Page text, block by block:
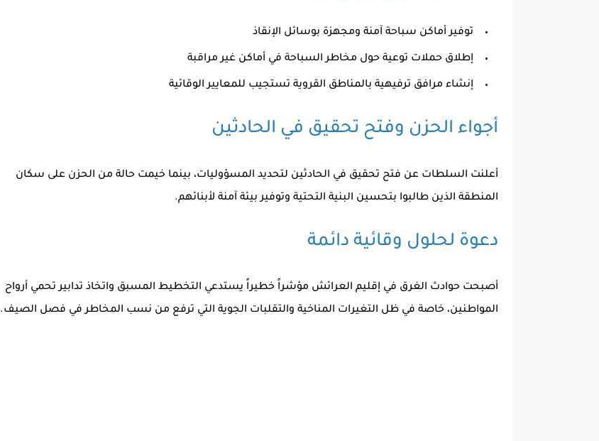
توفير أماكن سباحة آمنة ومجهزة بوسائل الإنقاذ
إطلاق حملات توعية حول مخاطر السباحة في أماكن غير مراقبة
إنشاء مرافق ترفيهية بالمناطق القروية تستجيب للمعايير الوقائية
أجواء الحزن وفتح تحقيق في الحادثين
أعلنت السلطات عن فتح تحقيق في الحادثين لتحديد المسؤوليات، بينما خيمت حالة من الحزن على سكان
المنطقة الذين طالبوا بتحسين البنية التحتية وتوفير بيئة آمنة لأبنائهم.
دعوة لحلول وقائية دائمة
أصبحت حوادث الغرق في إقليم العرائش مؤشراً خطيراً يستدعي التخطيط المسبق واتخاذ تدابير تحمي أرواح
المواطنين، خاصة في ظل التغيرات المناخية والتقلبات الجوية التي ترفع من نسب المخاطر في فصل الصيف.